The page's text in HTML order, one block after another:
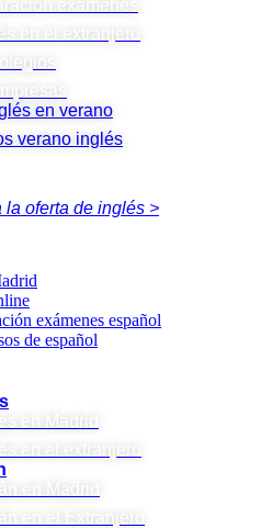
exámenes
en el extranjero
en verano
verano inglés
la oferta de inglés >
exámenes español
de español
en Madrid
en Madrid
en el Extranjero